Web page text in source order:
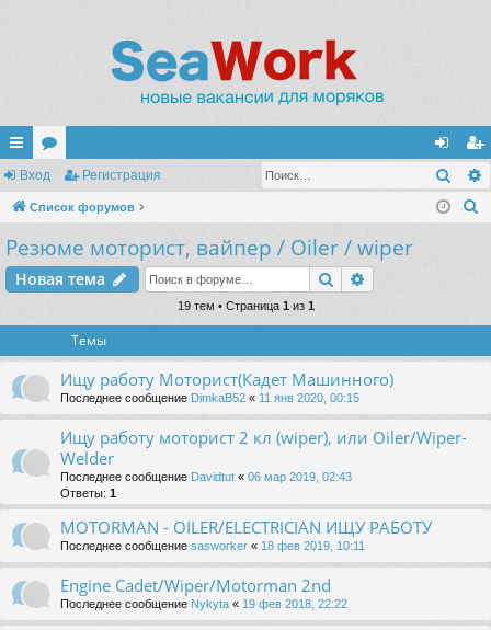
с
ы
лк
ор
ум
ы
хо
д
ег
ис
Вход Регистрация
Список форумов
Резюме моторист, вайпер / Oiler / wiper
Новая тема Поиск
19 тем • Страница 1из 1
Темы
Ищу работу Моторист(Кадет Машинного)
Последнее сообщение DimkaB52 « 11 янв 2020, 00:15
Ищу работу моторист 2 кл (wiper), или Oiler/Wiper-
Welder
Последнее сообщение Davidtut « 06 мар 2019, 02:43
Ответы: 1
MOTORMAN - OILER/ELECTRICIAN ИЩУ РАБОТУ
Последнее сообщение sasworker « 18 фев 2019, 10:11
Engine Cadet/Wiper/Motorman 2nd
Последнее сообщение Nykyta « 19 фев 2018, 22:22